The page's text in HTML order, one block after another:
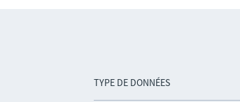
TYPE DE DONNÉES